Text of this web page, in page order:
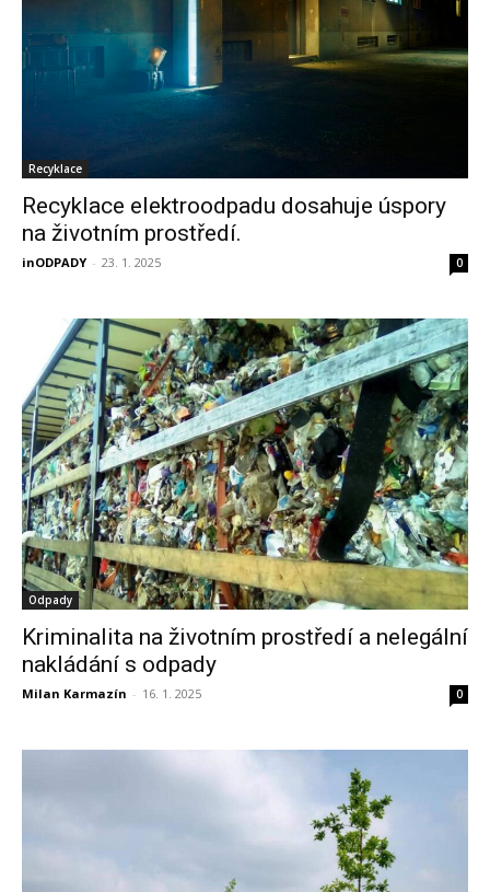
Recyklace
Recyklace elektroodpadu dosahuje úspory
na životním prostředí.
inODPADY - 23. 1. 2025 0
Odpady
Kriminalita na životním prostředí a nelegální
nakládání s odpady
Milan Karmazín - 16. 1. 2025 0